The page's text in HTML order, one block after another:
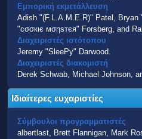
Εμπορική εκμετάλλευση
Adish "(F.L.A.M.E.R)" Patel, Bryan
"cσσкιє мσηѕтєя" Forsberg, and
Διαχειριστές ιστότοπου
Jeremy "SleePy" Darwood.
Διαχειριστές διακομιστή
Derek Schwab, Michael Johnson,
Ιδιαίτερες ευχαριστίες
Σύμβουλοι προγραμματιστές
albertlast, Brett Flannigan, Mark